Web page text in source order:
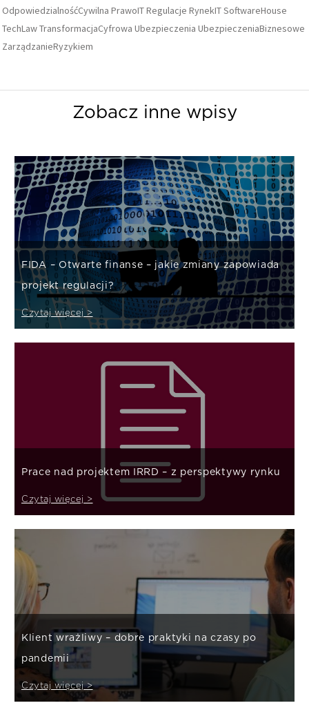
OdpowiedzialnośćCywilna PrawoITRegulacje RynekITSoftwareHouse
TechLawTransformacjaCyfrowa Ubezpieczenia UbezpieczeniaBiznesowe
ZarządzanieRyzykiem
Zobacz inne wpisy
FIDA – Otwarte finanse – jakie zmiany zapowiada
projekt regulacji?
Czytaj więcej >
Prace nad projektem IRRD – z perspektywy rynku
Czytaj więcej >
Klient wrażliwy – dobre praktyki na czasy po
pandemii
Czytaj więcej >